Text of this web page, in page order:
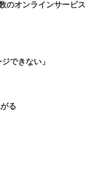
のオンラインサービス
できない」
る